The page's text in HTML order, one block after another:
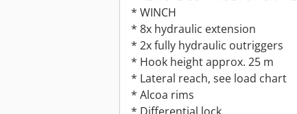
* WINCH
* 8x hydraulic extension
* 2x fully hydraulic outriggers
* Hook height approx. 25 m
* Lateral reach, see load chart
* Alcoa rims